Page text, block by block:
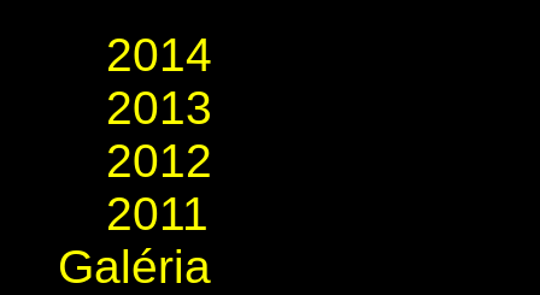
2014
2013
2012
2011
Galéria